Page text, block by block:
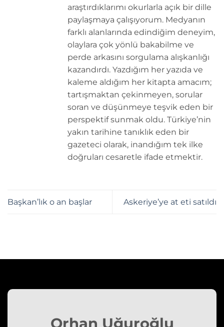
araştırdıklarımı okurlarla açık bir dille
paylaşmaya çalışıyorum. Medyanın
farklı alanlarında edindiğim deneyim,
olaylara çok yönlü bakabilme ve
perde arkasını sorgulama alışkanlığı
kazandırdı. Yazdığım her yazıda ve
kaleme aldığım her kitapta amacım;
tartışmaktan çekinmeyen, sorular
soran ve düşünmeye teşvik eden bir
perspektif sunmak oldu. Türkiye’nin
yakın tarihine tanıklık eden bir
gazeteci olarak, inandığım tek ilke
doğruları cesaretle ifade etmektir.
Başkan’lık o an başlar Askeriye’ye at eti satıldı
Orhan Uğuroğlu